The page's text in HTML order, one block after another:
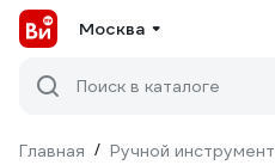
Москва
Поиск в каталоге
Главная / Ручной инструмент